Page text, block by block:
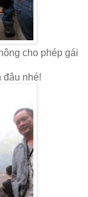
cho phép gái
đâu nhé!